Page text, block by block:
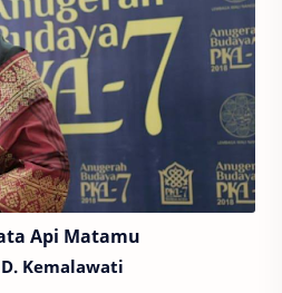
Api Matamu
Kemalawati